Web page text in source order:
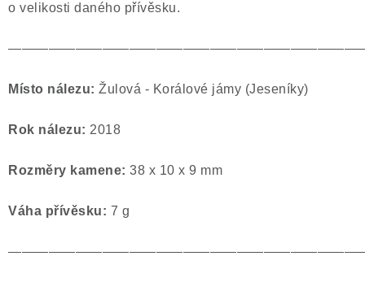
o velikosti daného přívěsku.
Místo nálezu: Žulová - Korálové jámy (Jeseníky)
Rok nálezu: 2018
Rozměry kamene: 38 x 10 x 9 mm
Váha přívěsku: 7 g